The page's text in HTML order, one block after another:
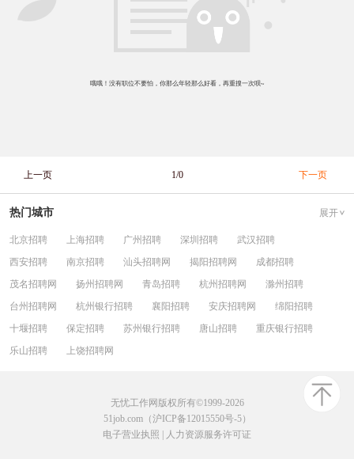
哦哦！没有职位不要怕，你那么年轻那么好看，再重搜一次呗~
上一页 1/0 下一页
热门城市 展开
北京招聘 上海招聘 广州招聘 深圳招聘
武汉招聘
西安招聘
南京招聘 汕头招聘网 揭阳招聘网
成都招聘
茂名招聘网
扬州招聘网 青岛招聘 杭州招聘网
滁州招聘
台州招聘网
杭州银行招聘 襄阳招聘 安庆招聘网
绵阳招聘
十堰招聘
保定招聘 苏州银行招聘 唐山招聘
重庆银行招聘
乐山招聘
上饶招聘网
无忧工作网版权所有©1999-2026
51job.com（沪ICP备12015550号-5）
电子营业执照
人力资源服务许可证